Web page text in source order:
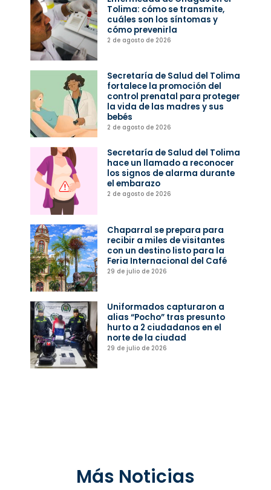
Tolima: cómo se transmite,
cuáles son los síntomas y
cómo prevenirla
2 de agosto de 2026
Secretaría de Salud del Tolima
fortalece la promoción del
control prenatal para proteger
la vida de las madres y sus
bebés
2 de agosto de 2026
Secretaría de Salud del Tolima
hace un llamado a reconocer
los signos de alarma durante
el embarazo
2 de agosto de 2026
Chaparral se prepara para
recibir a miles de visitantes
con un destino listo para la
Feria Internacional del Café
29 de julio de 2026
Uniformados capturaron a
alias “Pocho” tras presunto
hurto a 2 ciudadanos en el
norte de la ciudad
29 de julio de 2026
Más Noticias